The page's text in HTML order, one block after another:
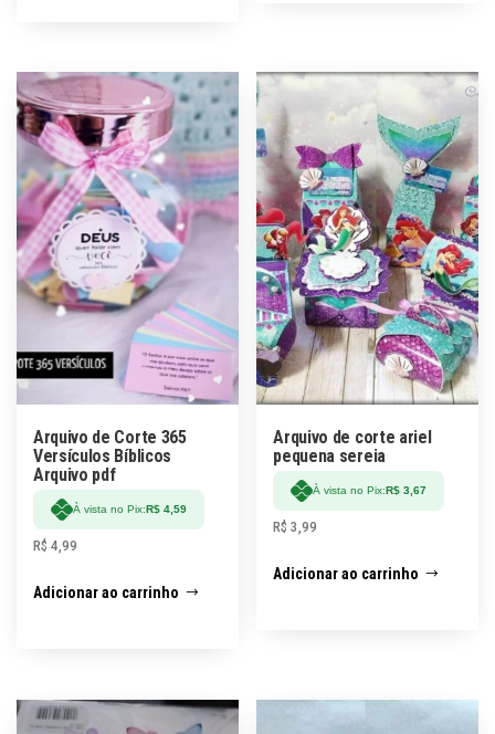
Arquivo de Corte 365
Versículos Bíblicos
Arquivo pdf
À vista no Pix:R$ 4,59
R$ 4,99
Adicionar ao carrinho
Arquivo de corte ariel
pequena sereia
À vista no Pix:R$ 3,67
R$ 3,99
Adicionar ao carrinho